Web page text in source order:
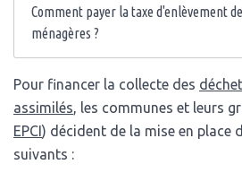
Comment payer la taxe d'enlèvement
ménagères ?
Pour financer la collecte des
assimilés, les communes et leurs
EPCI) décident de la mise en place
suivants :